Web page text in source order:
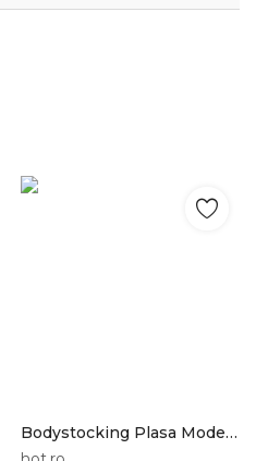
Bodystocking Plasa Model Portjartier Negru OS Casmir